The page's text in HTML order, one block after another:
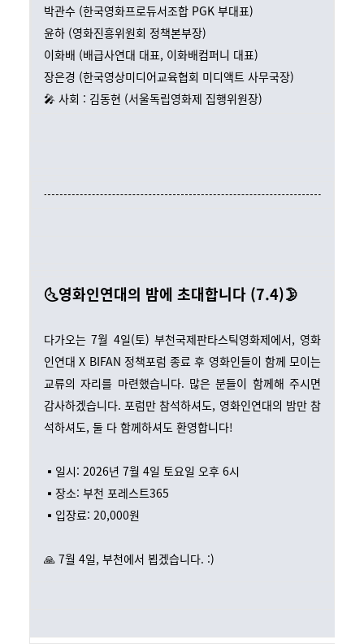
박관수 (한국영화프로듀서조합 PGK 부대표)
윤하 (영화진흥위원회 정책본부장)
이화배 (배급사연대 대표, 이화배컴퍼니 대표)
장은경 (한국영상미디어교육협회 미디액트 사무국장)
🎤 사회 : 김동현 (서울독립영화제 집행위원장)
🌜영화인연대의 밤에 초대합니다 (7.4)🌛
다가오는 7월 4일(토) 부천국제판타스틱영화제에서, 영화
인연대 X BIFAN 정책포럼 종료 후 영화인들이 함께 모이는
교류의 자리를 마련했습니다. 많은 분들이 함께해 주시면
감사하겠습니다. 포럼만 참석하셔도, 영화인연대의 밤만 참
석하셔도, 둘 다 함께하셔도 환영합니다!
▪️일시: 2026년 7월 4일 토요일 오후 6시
▪️장소: 부천 포레스트365
▪️입장료: 20,000원
🙏 7월 4일, 부천에서 뵙겠습니다. :)